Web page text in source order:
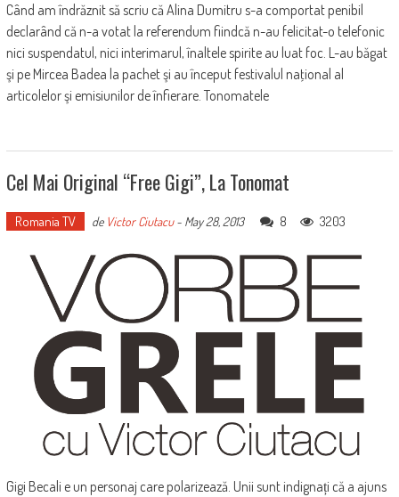
Când am îndrăznit să scriu că Alina Dumitru s-a comportat penibil
declarând că n-a votat la referendum fiindcă n-au felicitat-o telefonic
nici suspendatul, nici interimarul, înaltele spirite au luat foc. L-au băgat
şi pe Mircea Badea la pachet şi au început festivalul naţional al
articolelor şi emisiunilor de înfierare. Tonomatele
Cel Mai Original “Free Gigi”, La Tonomat
Romania TV de Victor Ciutacu- May 28, 2013 8 3203
Gigi Becali e un personaj care polarizează. Unii sunt indignați că a ajuns